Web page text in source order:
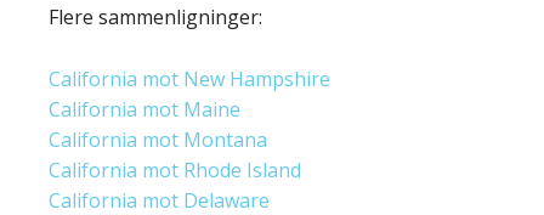
Flere sammenligninger:
California mot New Hampshire
California mot Maine
California mot Montana
California mot Rhode Island
California mot Delaware